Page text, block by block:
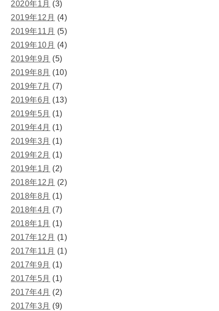
2020年1月 (3)
2019年12月 (4)
2019年11月 (5)
2019年10月 (4)
2019年9月 (5)
2019年8月 (10)
2019年7月 (7)
2019年6月 (13)
2019年5月 (1)
2019年4月 (1)
2019年3月 (1)
2019年2月 (1)
2019年1月 (2)
2018年12月 (2)
2018年8月 (1)
2018年4月 (7)
2018年1月 (1)
2017年12月 (1)
2017年11月 (1)
2017年9月 (1)
2017年5月 (1)
2017年4月 (2)
2017年3月 (9)